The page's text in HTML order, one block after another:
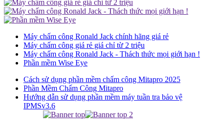
Máy chấm công Ronald Jack chính hãng giá rẻ
Máy chấm công giá rẻ giá chỉ từ 2 triệu
Máy chấm công Ronald Jack - Thách thức mọi giới hạn !
Phần mềm Wise Eye
Cách sử dụng phần mềm chấm công Mitapro 2025
Phần Mềm Chấm Công Mitapro
Hướng dẫn sử dụng phần mềm máy tuần tra bảo vệ
IPMSv3.6